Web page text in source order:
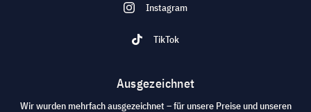
Instagram
TikTok
Ausgezeichnet
Wir wurden mehrfach ausgezeichnet – für unsere Preise und unseren